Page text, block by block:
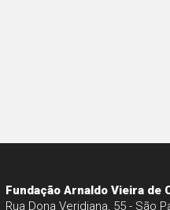
Fundação Arnaldo Vieira de
Rua Dona Veridiana, 55 - São